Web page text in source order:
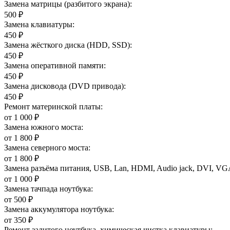
Замена матрицы (разбитого экрана):
500 ₽
Замена клавиатуры:
450 ₽
Замена жёсткого диска (HDD, SSD):
450 ₽
Замена оперативной памяти:
450 ₽
Замена дисковода (DVD привода):
450 ₽
Ремонт материнской платы:
от 1 000 ₽
Замена южного моста:
от 1 800 ₽
Замена северного моста:
от 1 800 ₽
Замена разъёма питания, USB, Lan, HDMI, Audio jack, DVI,
от 1 000 ₽
Замена тачпада ноутбука:
от 500 ₽
Замена аккумулятора ноутбука:
от 350 ₽